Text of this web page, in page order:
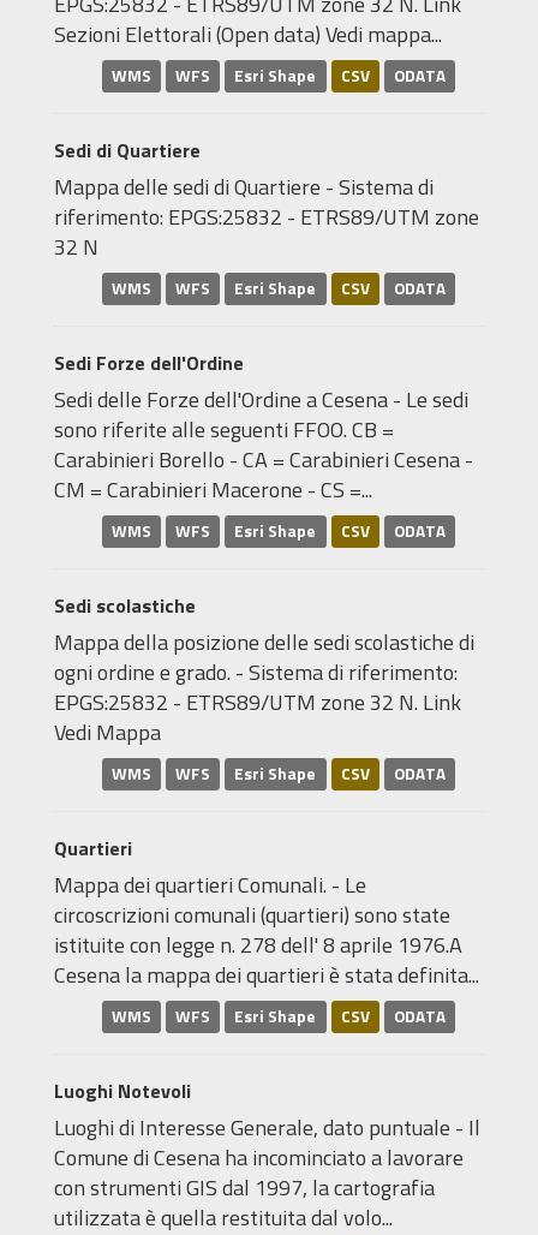
Sezioni Elettorali (Open data) Vedi mappa...
WMS WFS Esri Shape CSV ODATA
Sedi di Quartiere
Mappa delle sedi di Quartiere - Sistema di
riferimento: EPGS:25832 - ETRS89/UTM zone
32 N
WMS WFS Esri Shape CSV ODATA
Sedi Forze dell'Ordine
Sedi delle Forze dell'Ordine a Cesena - Le sedi
sono riferite alle seguenti FFOO. CB =
Carabinieri Borello - CA = Carabinieri Cesena -
CM = Carabinieri Macerone - CS =...
WMS WFS Esri Shape CSV ODATA
Sedi scolastiche
Mappa della posizione delle sedi scolastiche di
ogni ordine e grado. - Sistema di riferimento:
EPGS:25832 - ETRS89/UTM zone 32 N. Link
Vedi Mappa
WMS WFS Esri Shape CSV ODATA
Quartieri
Mappa dei quartieri Comunali. - Le
circoscrizioni comunali (quartieri) sono state
istituite con legge n. 278 dell' 8 aprile 1976.A
Cesena la mappa dei quartieri è stata definita...
WMS WFS Esri Shape CSV ODATA
Luoghi Notevoli
Luoghi di Interesse Generale, dato puntuale - Il
Comune di Cesena ha incominciato a lavorare
con strumenti GIS dal 1997, la cartografia
utilizzata è quella restituita dal volo...